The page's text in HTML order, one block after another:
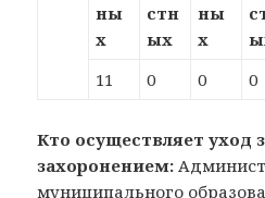
ны
х
стн
ых
ны
х
11
0 0 0
Кто осуществляет уход
захоронением:
муниципального